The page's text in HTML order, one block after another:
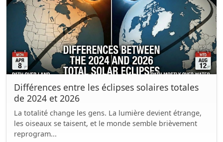
Différences entre les éclipses solaires totales
de 2024 et 2026
La totalité change les gens. La lumière devient étrange,
les oiseaux se taisent, et le monde semble brièvement
reprogram...